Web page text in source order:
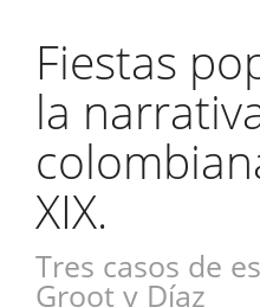
Fiestas
la
XIX.
Tres casos de
Groot y Díaz